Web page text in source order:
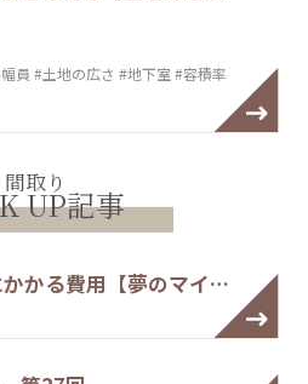
員 #土地の広さ #地下室 #容積率
間取り
UP記事
かる費用【夢のマイ…